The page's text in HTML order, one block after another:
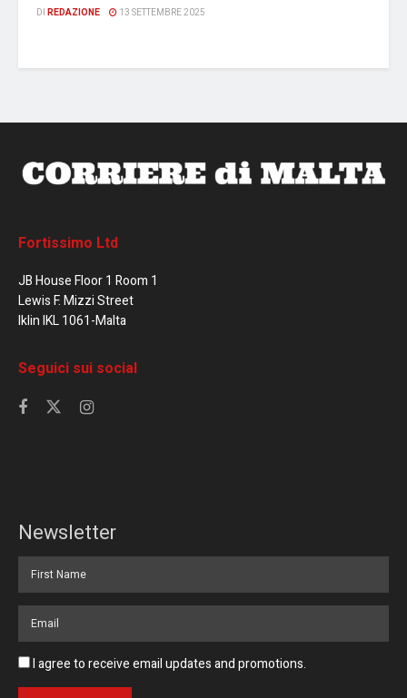
DI REDAZIONE 13 SETTEMBRE 2025
Fortissimo Ltd
JB House Floor 1 Room 1
Lewis F. Mizzi Street
Iklin IKL 1061-Malta
Seguici sui social
Newsletter
I agree to receive email updates and promotions.